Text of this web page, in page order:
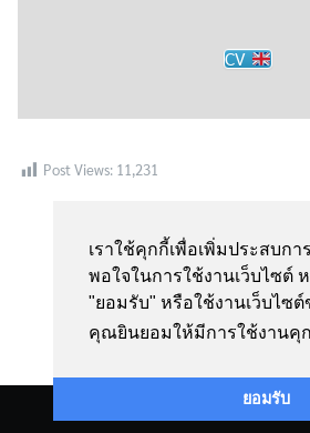
เราใช้คุกกี้เพื่อเพิ่มประสบก
พอใจในการใช้งานเว็บไซต์
"ยอมรับ" หรือใช้งานเว็บไซต์
คุณยินยอมให้มีการใช้งานคุ
ยอมรับ
CV
Post Views: 11,231